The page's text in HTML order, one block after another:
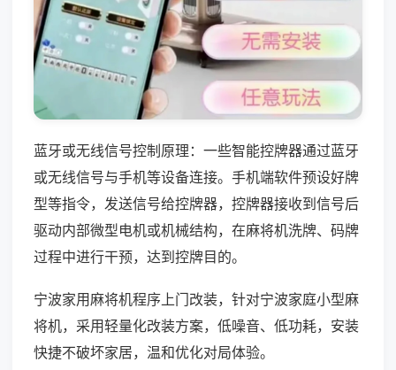
蓝牙或无线信号控制原理：一些智能控牌器通过蓝牙
或无线信号与手机等设备连接。手机端软件预设好牌
型等指令，发送信号给控牌器，控牌器接收到信号后
驱动内部微型电机或机械结构，在麻将机洗牌、码牌
过程中进行干预，达到控牌目的。
宁波家用麻将机程序上门改装，针对宁波家庭小型麻
将机，采用轻量化改装方案，低噪音、低功耗，安装
快捷不破坏家居，温和优化对局体验。